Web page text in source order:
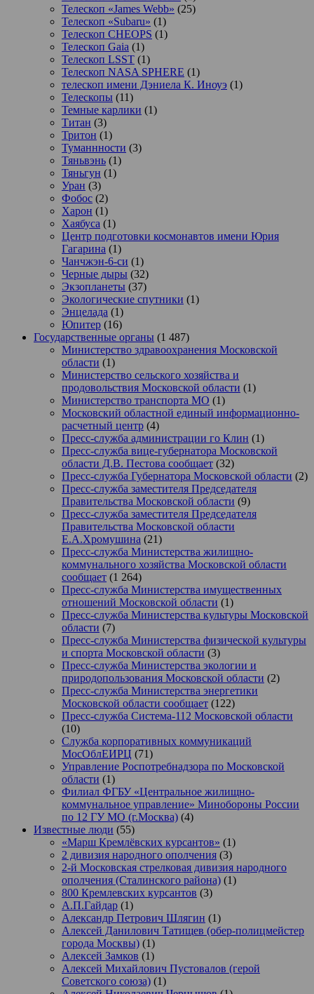
Телескоп «James Webb» (25)
Телескоп «Subaru» (1)
Телескоп CHEOPS (1)
Телескоп Gaia (1)
Телескоп LSST (1)
Телескоп NASA SPHERE (1)
телескоп имени Дэниела К. Иноуэ (1)
Телескопы (11)
Темные карлики (1)
Титан (3)
Тритон (1)
Туманнности (3)
Тяньвэнь (1)
Тяньгун (1)
Уран (3)
Фобос (2)
Харон (1)
Хаябуса (1)
Центр подготовки космонавтов имени Юрия
Гагарина (1)
Чанчжэн-6-си (1)
Черные дыры (32)
Экзопланеты (37)
Экологические спутники (1)
Энцелада (1)
Юпитер (16)
Государственные органы (1 487)
Министерство здравоохранения Московской
области (1)
Министерство сельского хозяйства и
продовольствия Московской области (1)
Министерство транспорта МО (1)
Московский областной единый информационно-
расчетный центр (4)
Пресс-служба администрации го Клин (1)
Пресс-служба вице-губернатора Московской
области Д.В. Пестова сообщает (32)
Пресс-служба Губернатора Московской области (2)
Пресс-служба заместителя Председателя
Правительства Московской области (9)
Пресс-служба заместителя Председателя
Правительства Московской области
Е.А.Хромушина (21)
Пресс-служба Министерства жилищно-
коммунального хозяйства Московской области
сообщает (1 264)
Пресс-служба Министерства имущественных
отношений Московской области (1)
Пресс-служба Министерства культуры Московской
области (7)
Пресс-служба Министерства физической культуры
и спорта Московской области (3)
Пресс-служба Министерства экологии и
природопользования Московской области (2)
Пресс-служба Министерства энергетики
Московской области сообщает (122)
Пресс-служба Система-112 Московской области
(10)
Служба корпоративных коммуникаций
МосОблЕИРЦ (71)
Управление Роспотребнадзора по Московской
области (1)
Филиал ФГБУ «Центральное жилищно-
коммунальное управление» Минобороны России
по 12 ГУ МО (г.Москва) (4)
Известные люди (55)
«Марш Кремлёвских курсантов» (1)
2 дивизия народного ополчения (3)
2-й Московская стрелковая дивизия народного
ополчения (Сталинского района) (1)
800 Кремлевских курсантов (3)
А.П.Гайдар (1)
Александр Петрович Шлягин (1)
Алексей Данилович Татищев (обер-полицмейстер
города Москвы) (1)
Алексей Замков (1)
Алексей Михайлович Пустовалов (герой
Советского союза) (1)